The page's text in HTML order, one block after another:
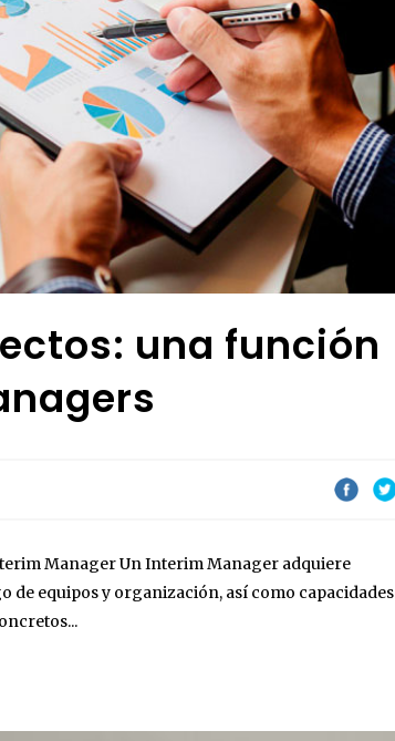
una función
Manager Un Interim Manager adquiere
de equipos y organización, así como capacidades